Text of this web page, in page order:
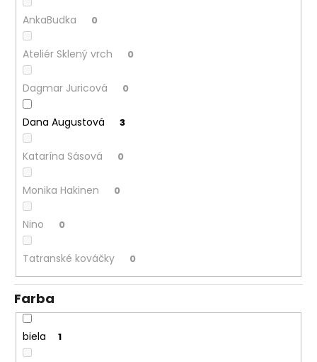
AnkaBudka 0
Ateliér Sklený vrch 0
Dagmar Juricová 0
Dana Augustová 3
Katarína Sásová 0
Monika Hakinen 0
Nino 0
Tatranské kováčky 0
Farba
biela 1